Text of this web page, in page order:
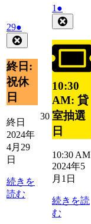
日
292024
年
4
月
29
日
●
件
の
イ
ベ
ン
終日:
祝休
日
終日
2024年
4月29
日
続きを
読む
302024
年
4
月
30
日
1 2024
年
5
月
1
日
●
件
の
イ
ン
ト)
10:30
AM: 貸
室抽選
日
10:30 AM
2024年5
月1日
続きを読
む